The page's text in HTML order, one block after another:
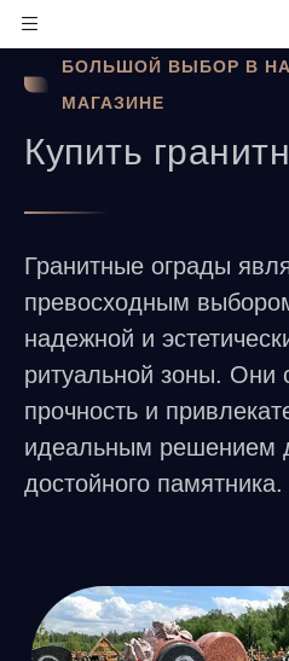
БОЛЬШОЙ ВЫБОР В
МАГАЗИНЕ
Купить
Гранитные ограды
превосходным
надежной и
ритуальной зоны. Они
прочность и
идеальным решением
достойного памятника.